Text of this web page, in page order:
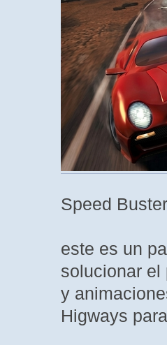
Speed
este es un
solucionar el
y
Higways